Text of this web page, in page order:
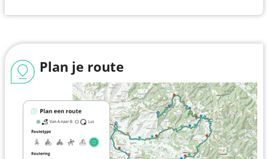
Plan je route